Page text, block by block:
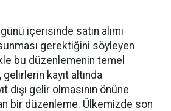
günü içerisinde satın alımı
gerektiğini söyleyen
bu düzenlemenin temel
kayıt altında
dışı gelir olmasının önüne
bir düzenleme. Ülkemizde son